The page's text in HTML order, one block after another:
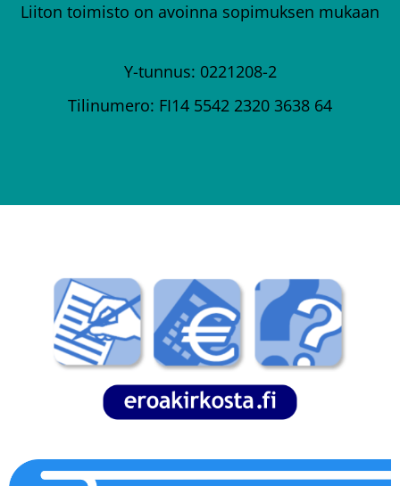
Liiton toimisto on avoinna sopimuksen mukaan
Y-tunnus: 0221208-2
Tilinumero: FI14 5542 2320 3638 64